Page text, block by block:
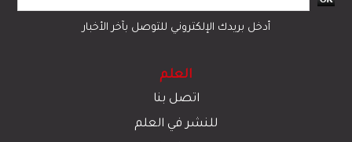
أدخل بريدك الإلكتروني للتوصل بآخر الأخبار
العلم
اتصل بنا
للنشر في العلم